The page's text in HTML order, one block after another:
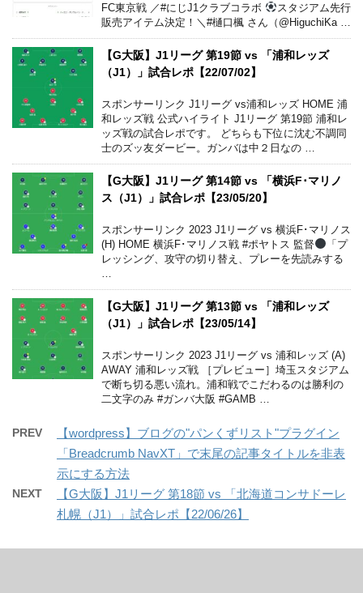
FC東京戦 ／#にじJ1クラブコラボ
スタジアム先行
販売アイテム決定！＼#樋口楓 さん（@HiguchiKa …
【G大阪】J1リーグ 第19節 vs 「浦和レッズ
（J1）」試合レポ【22/07/02】
スポンサーリンク J1リーグ vs浦和レッズ HOME 浦
和レッズ戦 公式ハイライト J1リーグ 第19節 浦和レ
ッズ戦の試合レポです。 どちらも下位に沈む不調同
士のズッ友ダービー。ガンバは中２日なの …
【G大阪】J1リーグ 第14節 vs 「横浜F･マリノ
ス（J1）」試合レポ【23/05/20】
スポンサーリンク 2023 J1リーグ vs 横浜F･マリノス
(H) HOME 横浜F･マリノス戦 #ポヤトス 監督
「プ
レッシング、攻守の切り替え、プレーを先読みする
【G大阪】J1リーグ 第13節 vs 「浦和レッズ
（J1）」試合レポ【23/05/14】
スポンサーリンク 2023 J1リーグ vs 浦和レッズ (A)
AWAY 浦和レッズ戦 ［プレビュー］埼玉スタジアム
で断ち切る悪い流れ。浦和戦でこだわるのは勝利の
二文字のみ #ガンバ大阪 #GAMB …
PREV
【wordpress】ブログの"パンくずリスト"プラグイン
「Breadcrumb NavXT」で末尾の記事タイトルを非表
示にする方法
NEXT
【G大阪】J1リーグ 第18節 vs 「北海道コンサドーレ
札幌（J1）」試合レポ【22/06/26】